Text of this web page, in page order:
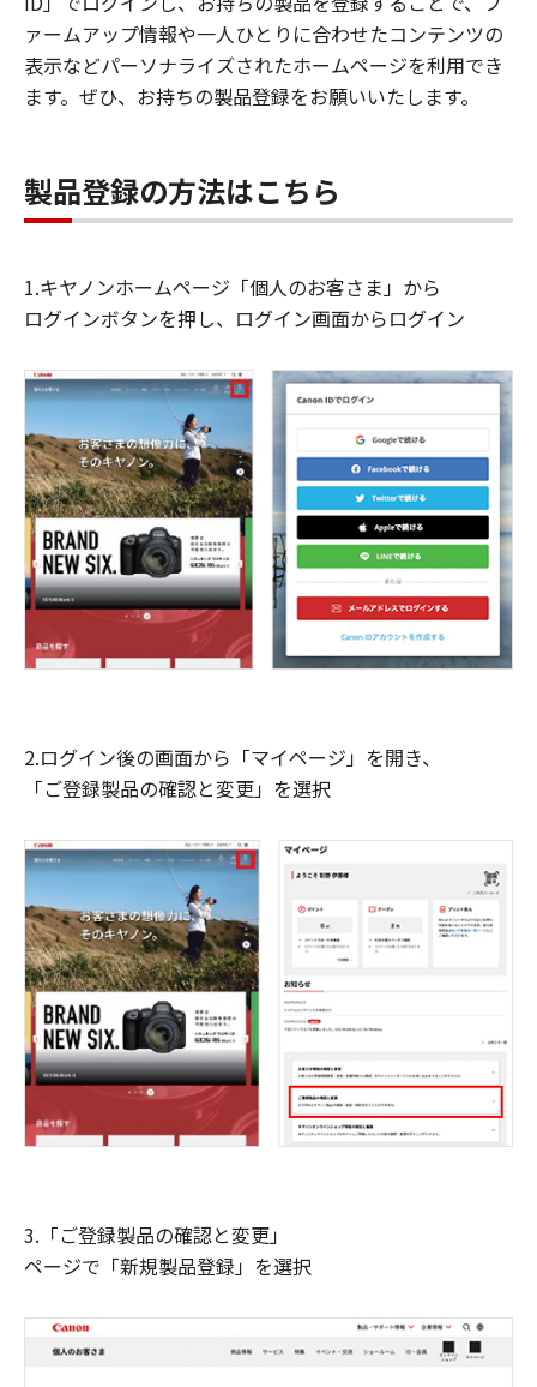
ァームアップ情報や一人ひとりに合わせたコンテンツの
表示などパーソナライズされたホームページを利用でき
ます。ぜひ、お持ちの製品登録をお願いいたします。
製品登録の方法はこちら
1.キヤノンホームページ「個人のお客さま」から
ログインボタンを押し、ログイン画面からログイン
2.ログイン後の画面から「マイページ」を開き、
「ご登録製品の確認と変更」を選択
3.「ご登録製品の確認と変更」
ページで「新規製品登録」を選択